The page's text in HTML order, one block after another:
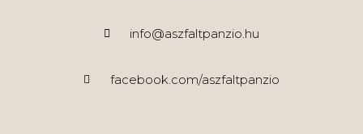
info@aszfaltpanzio.hu
facebook.com/aszfaltpanzio